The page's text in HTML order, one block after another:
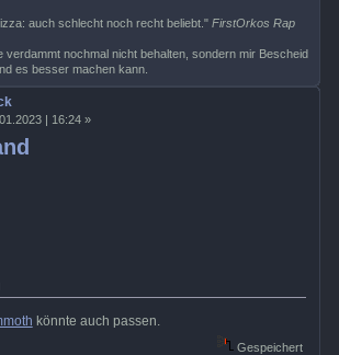
auch schlecht noch recht beliebt."FirstOrkos Rap
verdammt nochmal nicht behalten, sondern mir Bescheid
es besser machen kann.
| 16:24 »
könnte auch passen.
Gespeichert